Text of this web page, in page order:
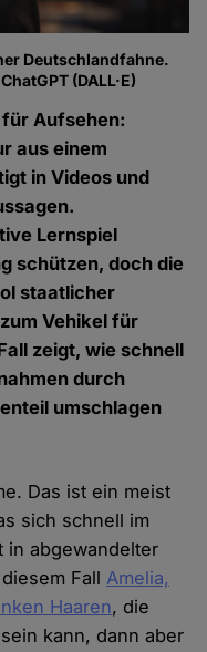
Deutschlandfahne.
(DALL·E)
Aufsehen:
aus einem
in Videos und
Lernspiel
schützen, doch die
staatlicher
Vehikel für
zeigt, wie schnell
durch
umschlagen
Das ist ein meist
sich schnell im
in abgewandelter
FallAmelia,
Haaren, die
kann, dann aber